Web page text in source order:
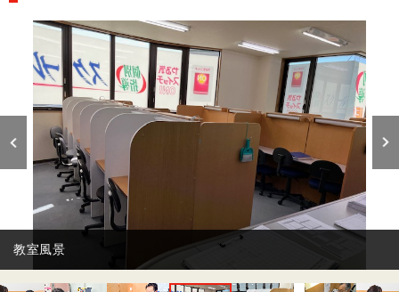
自習ブースです。いつでも自習は大歓迎です！！